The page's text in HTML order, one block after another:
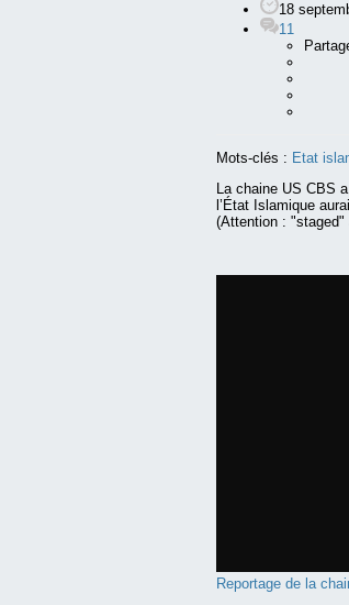
18
11
Mots-clés : Etat
La chaine US CBS
l’État Islamique
(Attention : "staged"
Reportage de la